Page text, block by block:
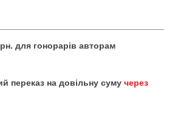
для гонорарів авторам
переказ на довільну суму через